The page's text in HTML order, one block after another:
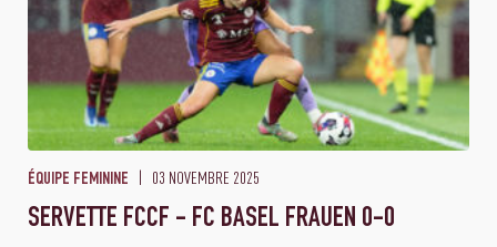
ÉQUIPE FEMININE 03 NOVEMBRE 2025
SERVETTE FCCF - FC BASEL FRAUEN 0-0